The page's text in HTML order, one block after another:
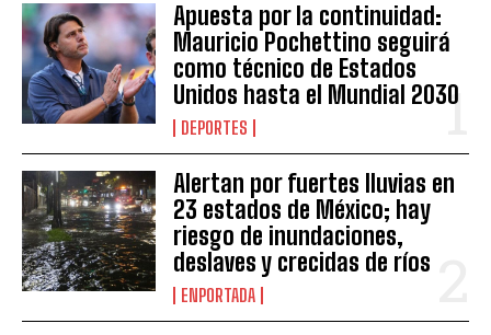
Apuesta por la continuidad:
Mauricio Pochettino seguirá
como técnico de Estados
Unidos hasta el Mundial 2030
DEPORTES
Alertan por fuertes lluvias en
23 estados de México; hay
riesgo de inundaciones,
deslaves y crecidas de ríos
ENPORTADA